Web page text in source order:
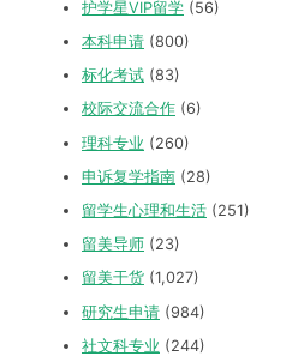
护学星VIP留学 (56)
本科申请 (800)
标化考试 (83)
校际交流合作 (6)
理科专业 (260)
申诉复学指南 (28)
留学生心理和生活 (251)
留美导师 (23)
留美干货 (1,027)
研究生申请 (984)
社文科专业 (244)